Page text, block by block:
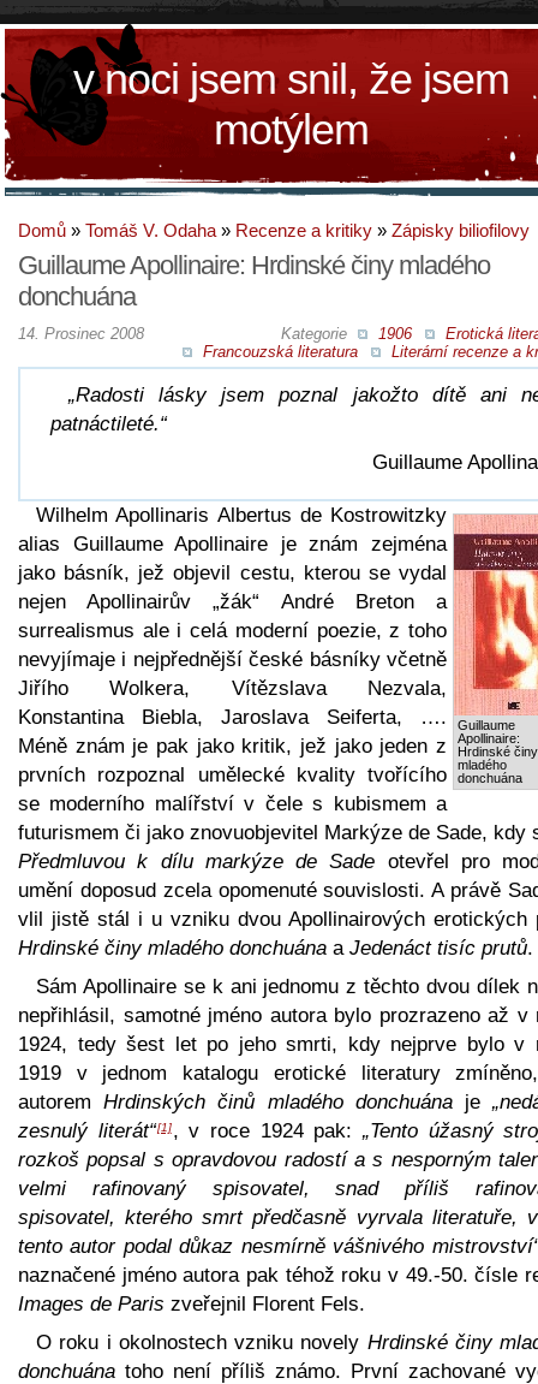
v noci jsem snil, že jsem
motýlem
Domů » Tomáš V. Odaha » Recenze a kritiky » Zápisky biliofilovy
Guillaume Apollinaire: Hrdinské činy mladého
donchuána
Kategorie 1906
Erotická
Francouzská literatura
Literární recenze a
14. Prosinec 2008
„Radosti lásky jsem poznal jakožto dítě ani
patnáctileté.“
Guillaume
Guillaume
Apollinaire:
Hrdinské činy
mladého
donchuána
Wilhelm Apollinaris Albertus de Kostrowitzky
alias Guillaume Apollinaire je znám zejména
jako básník, jež objevil cestu, kterou se vydal
nejen Apollinairův „žák“ André Breton a
surrealismus ale i celá moderní poezie, z toho
nevyjímaje i nejpřednější české básníky včetně
Jiřího Wolkera, Vítězslava Nezvala,
Konstantina Biebla, Jaroslava Seiferta, ….
Méně znám je pak jako kritik, jež jako jeden z
prvních rozpoznal umělecké kvality tvořícího
se moderního malířství v čele s kubismem a
futurismem či jako znovuobjevitel Markýze de Sade, kdy
Předmluvou k dílu markýze de Sade otevřel pro
umění doposud zcela opomenuté souvislosti. A právě
vlil jistě stál i u vzniku dvou Apollinairových erotických
Hrdinské činy mladého donchuána a Jedenáct tisíc prutů.
Sám Apollinaire se k ani jednomu z těchto dvou dílek
nepřihlásil, samotné jméno autora bylo prozrazeno až v
1924, tedy šest let po jeho smrti, kdy nejprve bylo v
1919 v jednom katalogu erotické literatury
autoremHrdinských činů mladého donchuánaje
zesnulý literát“[1] , v roce 1924 pak:„Tento úžasný
rozkoš popsal s opravdovou radostí a s nesporným
velmi rafinovaný spisovatel, snad příliš
spisovatel, kterého smrt předčasně vyrvala literatuře,
tento autor podal důkaz nesmírně vášnivého
naznačené jméno autora pak téhož roku v 49.-50. čísle
Images de Paris zveřejnil Florent Fels.
O roku i okolnostech vzniku novely Hrdinské činy
donchuána toho není příliš známo. První zachované